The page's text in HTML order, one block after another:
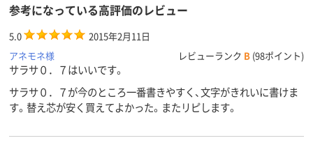
参考になっている高評価のレビュー
5.0
2015年2月11日
アネモネ様
レビューランク B (98ポイント)
サラサ０．７はいいです。
サラサ０．７が今のところ一番書きやすく、文字がきれいに書けま
す。替え芯が安く買えてよかった。またリピします。